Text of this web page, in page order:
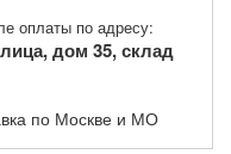
оплаты по адресу:
дом 35, склад
по Москве и МО